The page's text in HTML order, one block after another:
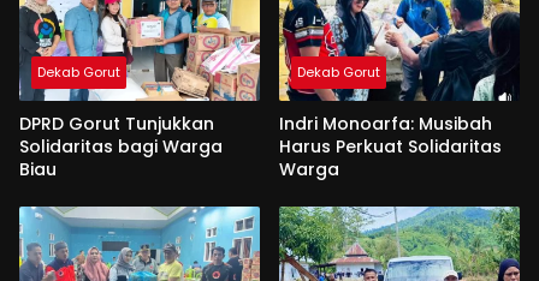
Dekab Gorut
DPRD Gorut Tunjukkan
Solidaritas bagi Warga
Biau
Dekab Gorut
Indri Monoarfa: Musibah
Harus Perkuat Solidaritas
Warga